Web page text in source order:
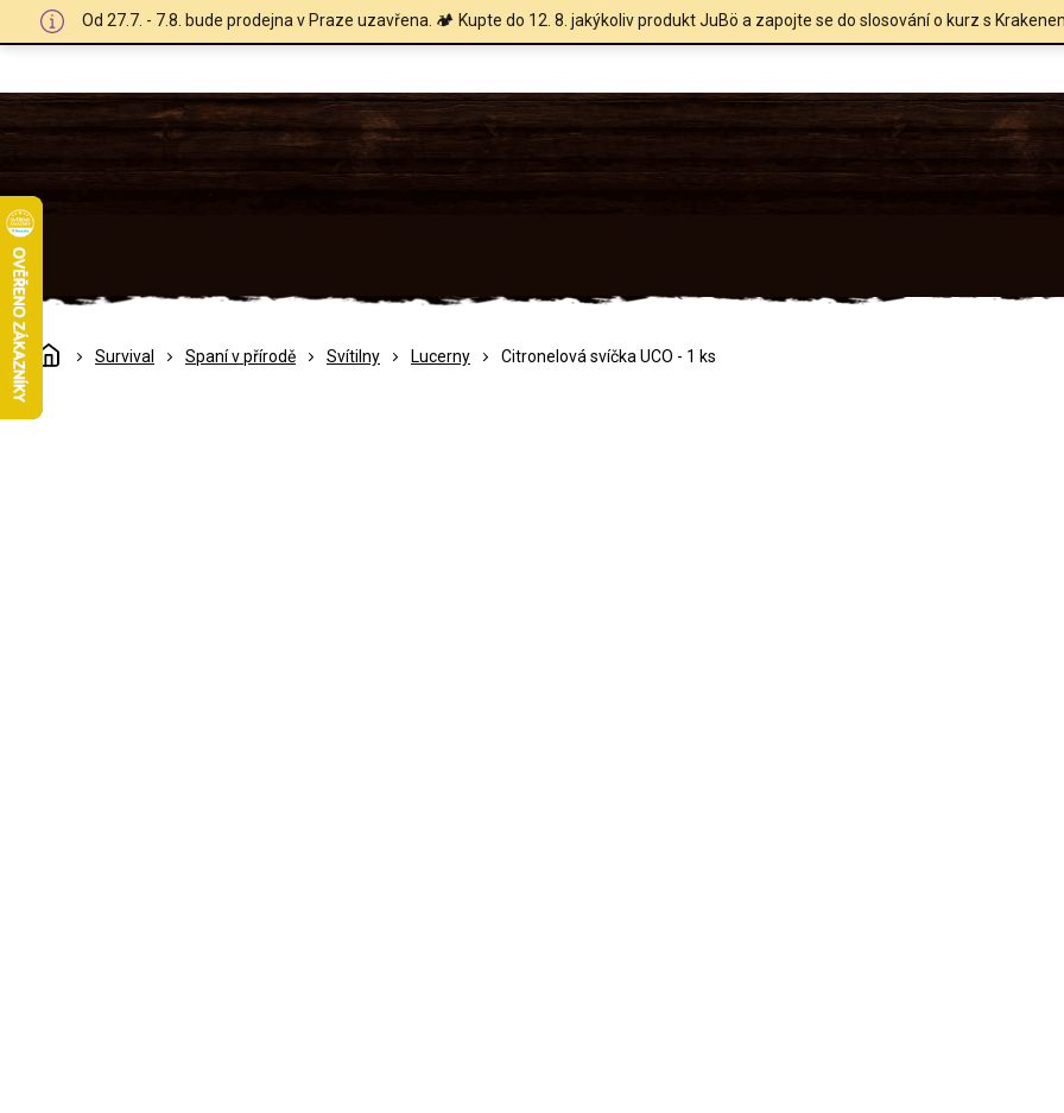
Od 27.7. - 7.8. bude prodejna v Praze uzavřena. 🏕️ Kupte do 12. 8. jakýkoliv produkt JuBö a zapojte se do slosování o kurz s
DomůSurvival Spaní v přírodě Svítilny Lucerny Citronelová svíčka UCO - 1 ks